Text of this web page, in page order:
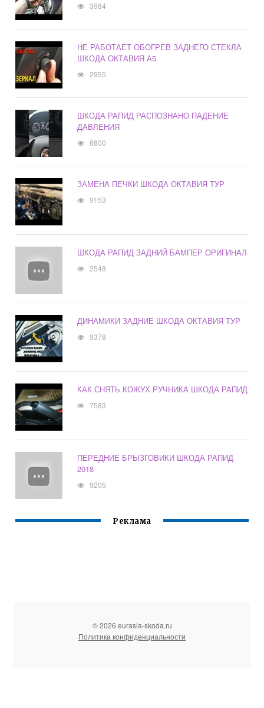
3984
НЕ РАБОТАЕТ ОБОГРЕВ ЗАДНЕГО СТЕКЛА
ШКОДА ОКТАВИЯ А5
2955
ШКОДА РАПИД РАСПОЗНАНО ПАДЕНИЕ
ДАВЛЕНИЯ
6800
ЗАМЕНА ПЕЧКИ ШКОДА ОКТАВИЯ ТУР
9153
ШКОДА РАПИД ЗАДНИЙ БАМПЕР ОРИГИНАЛ
2548
ДИНАМИКИ ЗАДНИЕ ШКОДА ОКТАВИЯ ТУР
9378
КАК СНЯТЬ КОЖУХ РУЧНИКА ШКОДА РАПИД
7583
ПЕРЕДНИЕ БРЫЗГОВИКИ ШКОДА РАПИД
2018
9205
Реклама
© 2026 eurasia-skoda.ru
Политика конфиденциальности